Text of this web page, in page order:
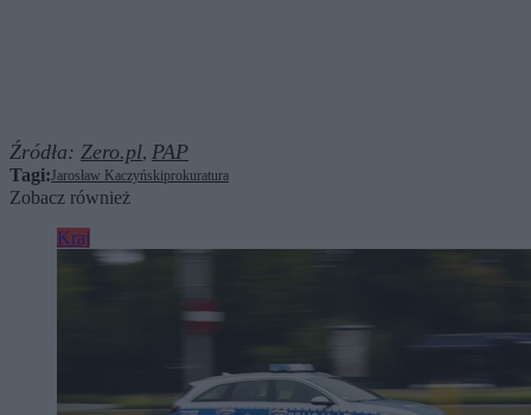
Źródła: Zero.pl, PAP
Tagi:Jarosław Kaczyńskiprokuratura
Zobacz również
Kraj